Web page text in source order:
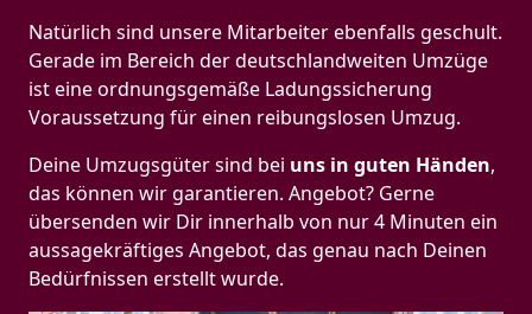
Natürlich sind unsere Mitarbeiter ebenfalls geschult.
Gerade im Bereich der deutschlandweiten Umzüge
ist eine ordnungsgemäße Ladungssicherung
Voraussetzung für einen reibungslosen Umzug.
Deine Umzugsgüter sind bei uns in guten Händen,
das können wir garantieren. Angebot? Gerne
übersenden wir Dir innerhalb von nur 4 Minuten ein
aussagekräftiges Angebot, das genau nach Deinen
Bedürfnissen erstellt wurde.